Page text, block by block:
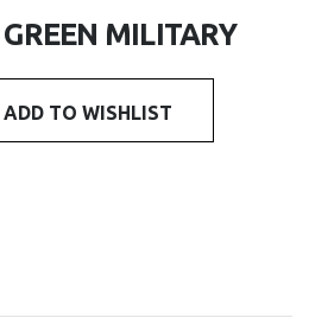
MILITARY
ADD TO WISHLIST